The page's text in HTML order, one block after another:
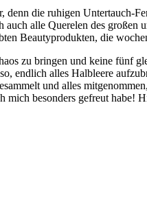
die ruhigen Untertauch-
alle Querelen des großen
Beautyprodukten, die
zu bringen und keine fünf
endlich alles Halbleere
und alles
mich besonders gefreut